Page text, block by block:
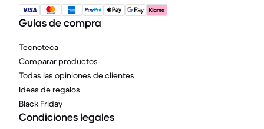
Guías de compra
Tecnoteca
Comparar productos
Todas las opiniones de clientes
Ideas de regalos
Black Friday
Condiciones legales